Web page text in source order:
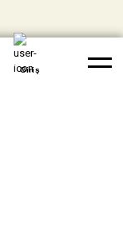
Whatsapp Yardım
Giriş